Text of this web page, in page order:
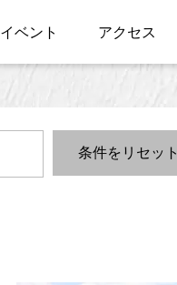
イベント アクセス
条件をリセット